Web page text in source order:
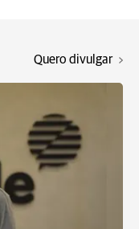
Quero divulgar